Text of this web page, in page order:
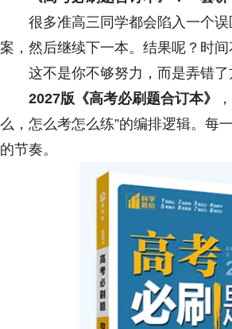
很多准高三同学都会陷入一个
案，然后继续下一本。结果呢？时
这不是你不够努力，而是弄错了
2027版《高考必刷题合订本》
么，怎么考怎么练”的编排逻辑。每
的节奏。